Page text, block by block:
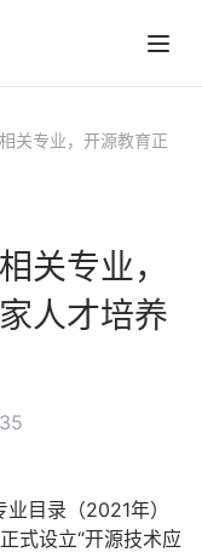
关专业，开源教育正
关专业，
人才培养
目录（2021年）
式设立“开源技术应